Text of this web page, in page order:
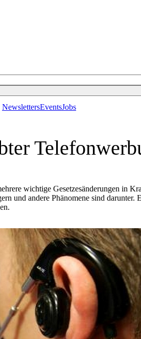
NewslettersEventsJobs
wichtige Gesetzesänderungen in
und andere Phänomene sind